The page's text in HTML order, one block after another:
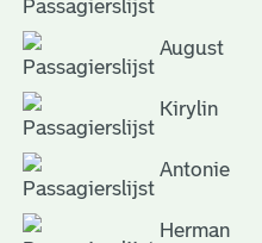
August
Kirylin
Antonie
Herman